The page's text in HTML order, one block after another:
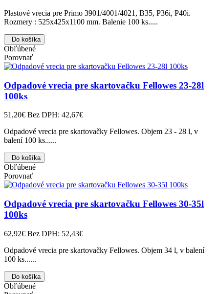
Plastové vrecia pre Primo 3901/4001/4021, B35, P36i, P40i.
Rozmery : 525x425x1100 mm. Balenie 100 ks.....
Do košíka
Obľúbené
Porovnať
Odpadové vrecia pre skartovačku Fellowes 23-28l
100ks
51,20€ Bez DPH: 42,67€
Odpadové vrecia pre skartovačky Fellowes. Objem 23 - 28 l, v
balení 100 ks......
Do košíka
Obľúbené
Porovnať
Odpadové vrecia pre skartovačku Fellowes 30-35l
100ks
62,92€ Bez DPH: 52,43€
Odpadové vrecia pre skartovačky Fellowes. Objem 34 l, v balení
100 ks......
Do košíka
Obľúbené